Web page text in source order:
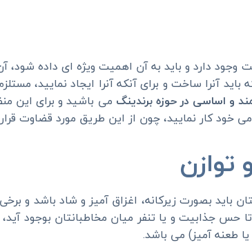
وجود دارد و باید به آن اهمیت ویژه ای داده
باید آنرا ساخت و برای آنکه آنرا ایجاد نمایید،
و اساسی در حوزه برندینگ می باشید و برای این
خود کار نمایید، چون از این طریق مورد قضاوت
توازن
باید بصورت زیرکانه، اغزاق آمیز و شاد باشد و
جذابیت و یا تنفر میان مخاطبانتان بوجود
طعنه آمیز) می باشد.